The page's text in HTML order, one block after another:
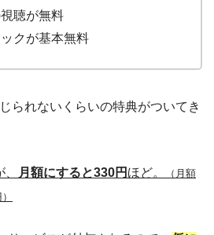
聴が無料
クが基本無料
られないくらいの特典がついてき
月額にすると330円 ほど。
（月額